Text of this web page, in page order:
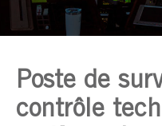
Poste de
contrôle